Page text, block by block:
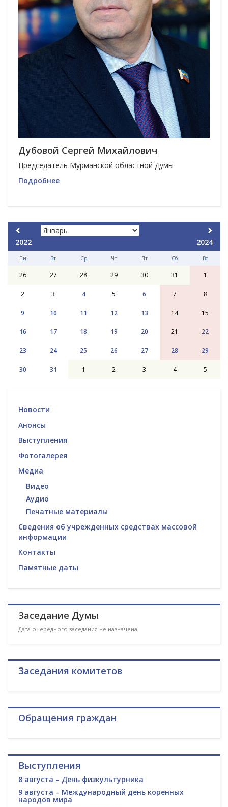
Дубовой Сергей Михайлович
Председатель Мурманской областной Думы
Подробнее
2022 2024
Пн Вт Ср Чт Пт Сб Вс
26 27 28 29 30 31 1
2 3 4 5 6 7 8
9 10 11 12 13 14 15
16 17 18 19 20 21 22
23 24 25 26 27 28 29
30 31 1 2 3 4 5
Новости
Анонсы
Выступления
Фотогалерея
Медиа
Видео
Аудио
Печатные материалы
Сведения об учрежденных средствах массовой
информации
Контакты
Памятные даты
Заседание Думы
Дата очередного заседания не назначена
Заседания комитетов
Обращения граждан
Выступления
8 августа – День физкультурника
9 августа – Международный день коренных
народов мира